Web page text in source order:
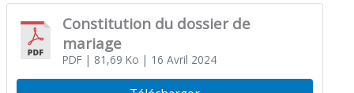
Constitution du dossier de
mariage
PDF| 81,69 Ko | 16 Avril 2024